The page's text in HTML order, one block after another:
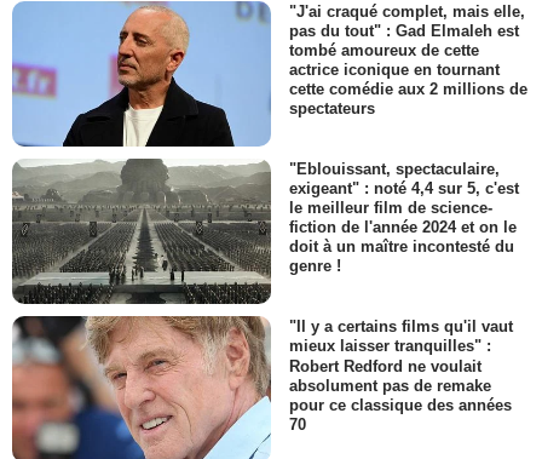
"J'ai craqué complet, mais elle,
pas du tout" : Gad Elmaleh est
tombé amoureux de cette
actrice iconique en tournant
cette comédie aux 2 millions de
spectateurs
"Eblouissant, spectaculaire,
exigeant" : noté 4,4 sur 5, c'est
le meilleur film de science-
fiction de l'année 2024 et on le
doit à un maître incontesté du
genre !
"Il y a certains films qu'il vaut
mieux laisser tranquilles" :
Robert Redford ne voulait
absolument pas de remake
pour ce classique des années
70